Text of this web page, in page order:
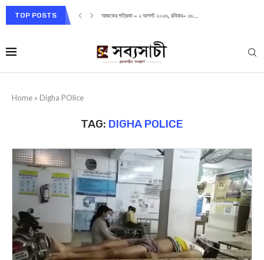
TOP POSTS আজকের পত্রিকা – ২ আগস্ট ২০২৬, রবিবার– ১৬...
Home » Digha POlice
TAG: DIGHA POLICE